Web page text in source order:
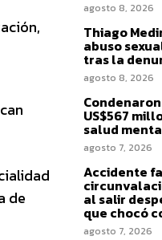
de
agosto 8, 2026
Thiago
abuso
tras la
agosto 8, 2026
US$567
salud
agosto 7, 2026
Accidente
al salir
que chocó
agosto 7, 2026